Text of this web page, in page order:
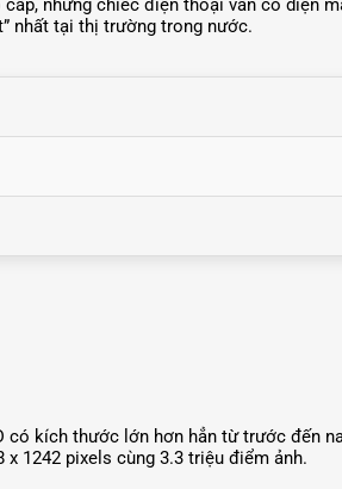
những chiếc điện thoại vẫn có diện
nhất tại thị trường trong nước.
có kích thước lớn hơn hẳn từ trước đến
1242 pixels cùng 3.3 triệu điểm ảnh.